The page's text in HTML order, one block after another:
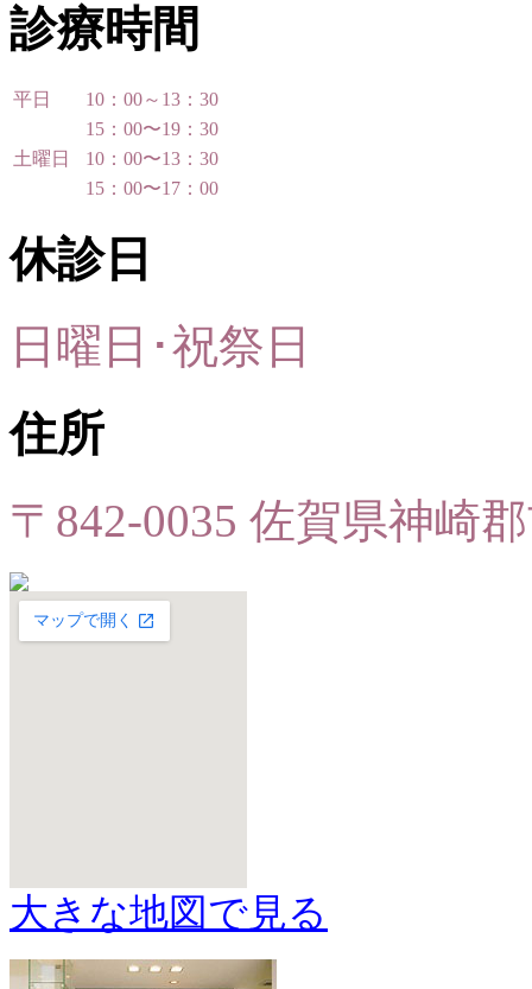
診療時間
平日
10：00～13：30
15：00〜19：30
土曜日
10：00〜13：30
15：00〜17：00
休診日
日曜日･祝祭日
住所
〒842-0035 佐賀県神崎
大きな地図で見る